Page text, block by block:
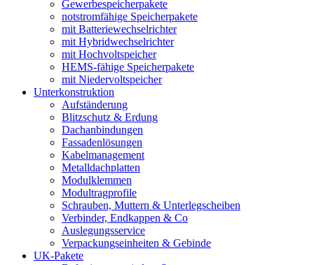
Gewerbespeicherpakete
notstromfähige Speicherpakete
mit Batteriewechselrichter
mit Hybridwechselrichter
mit Hochvoltspeicher
HEMS-fähige Speicherpakete
mit Niedervoltspeicher
Unterkonstruktion
Aufständerung
Blitzschutz & Erdung
Dachanbindungen
Fassadenlösungen
Kabelmanagement
Metalldachplatten
Modulklemmen
Modultragprofile
Schrauben, Muttern & Unterlegscheiben
Verbinder, Endkappen & Co
Auslegungsservice
Verpackungseinheiten & Gebinde
UK-Pakete